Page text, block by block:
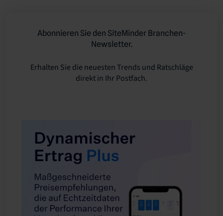
Abonnieren Sie den SiteMinder Branchen-
Newsletter.
Erhalten Sie die neuesten Trends und Ratschläge
direkt in Ihr Postfach.